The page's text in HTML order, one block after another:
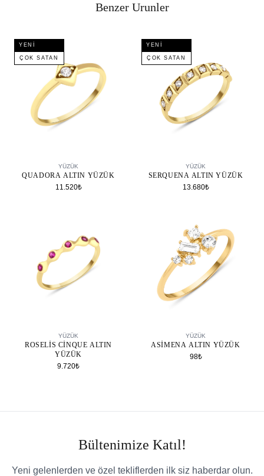
Benzer Urunler
YENI
ÇOK SATAN
YÜZÜK
QUADORA ALTIN YÜZÜK
11.520₺
YENI
ÇOK SATAN
YÜZÜK
SERQUENA ALTIN YÜZÜK
13.680₺
YÜZÜK
ROSELIS CINQUE ALTIN
YÜZÜK
9.720₺
YÜZÜK
ASIMENA ALTIN YÜZÜK
98₺
Bültenimize Katıl!
Yeni gelenlerden ve özel tekliflerden ilk siz haberdar olun.